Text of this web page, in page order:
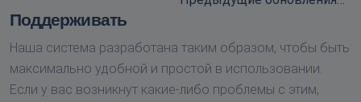
Поддерживать
Наша система разработана таким образом, чтобы быть
максимально удобной и простой в использовании.
Если у вас возникнут какие-либо проблемы с этим,